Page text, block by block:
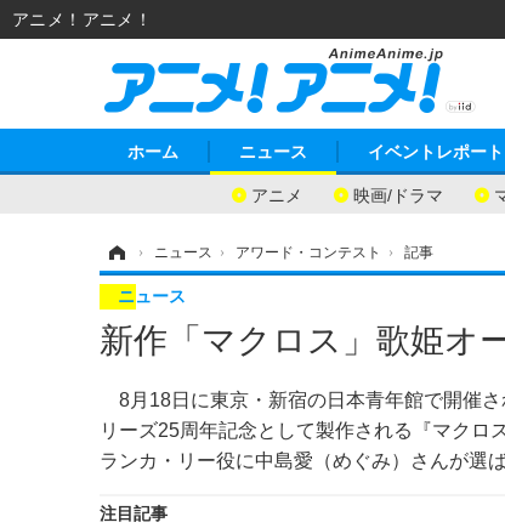
ホーム ニュース
アニメ 映画/ドラマ
イベントレポート
› ニュース › アワード・コンテスト › 記事
新作「マクロス」歌姫オ
8月18日に東京・新宿の日本青年館で開催
リーズ25周年記念として製作される『マク
ランカ・リー役に中島愛（めぐみ）さんが選
ニュース
注目記事
アニメ！アニメ！